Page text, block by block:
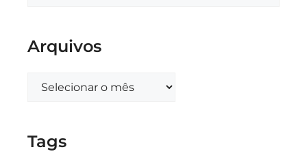
Arquivos
Tags